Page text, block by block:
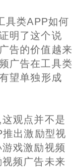
具类APP如何
明了这个说
告的价值越来
广告在工具类
望单独形成
观点并不是
出激励型视
戏激励视频
频广告未来